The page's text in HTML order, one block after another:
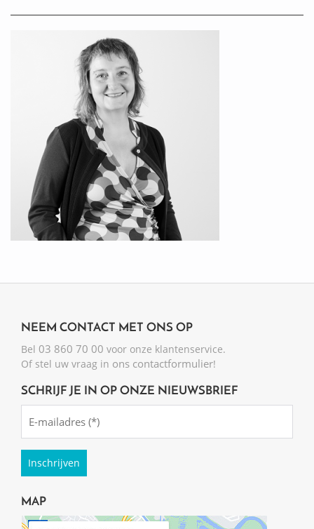
NEEM CONTACT MET ONS OP
Bel 03 860 70 00 voor onze klantenservice.
Of stel uw vraag in ons contactformulier!
SCHRIJF JE IN OP ONZE NIEUWSBRIEF
(Required)
MAP